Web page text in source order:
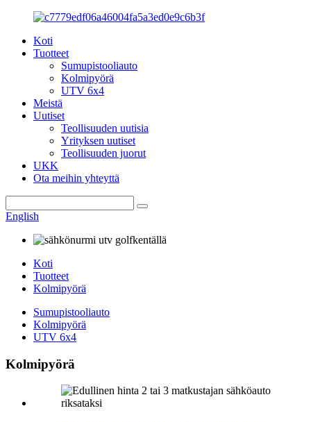
Koti
Tuotteet
Sumupistooliauto
Kolmipyörä
UTV 6x4
Meistä
Uutiset
Teollisuuden uutisia
Yrityksen uutiset
Teollisuuden juorut
UKK
Ota meihin yhteyttä
English
Koti
Tuotteet
Kolmipyörä
Sumupistooliauto
Kolmipyörä
UTV 6x4
Kolmipyörä